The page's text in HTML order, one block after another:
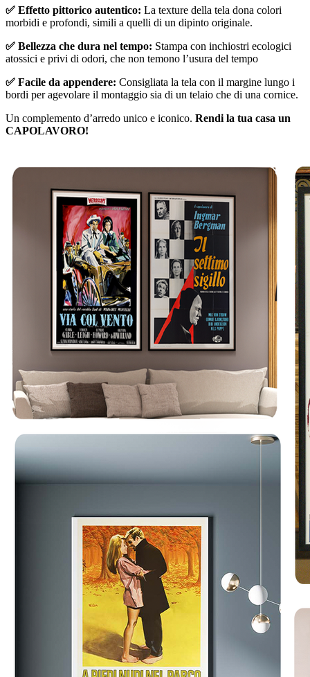
✅ Effetto pittorico autentico: La texture della tela dona colori
morbidi e profondi, simili a quelli di un dipinto originale.
✅ Bellezza che dura nel tempo: Stampa con inchiostri ecologici
atossici e privi di odori, che non temono l’usura del tempo
✅ Facile da appendere: Consigliata la tela con il margine lungo i
bordi per agevolare il montaggio sia di un telaio che di una cornice.
Un complemento d’arredo unico e iconico. Rendi la tua casa un
CAPOLAVORO!